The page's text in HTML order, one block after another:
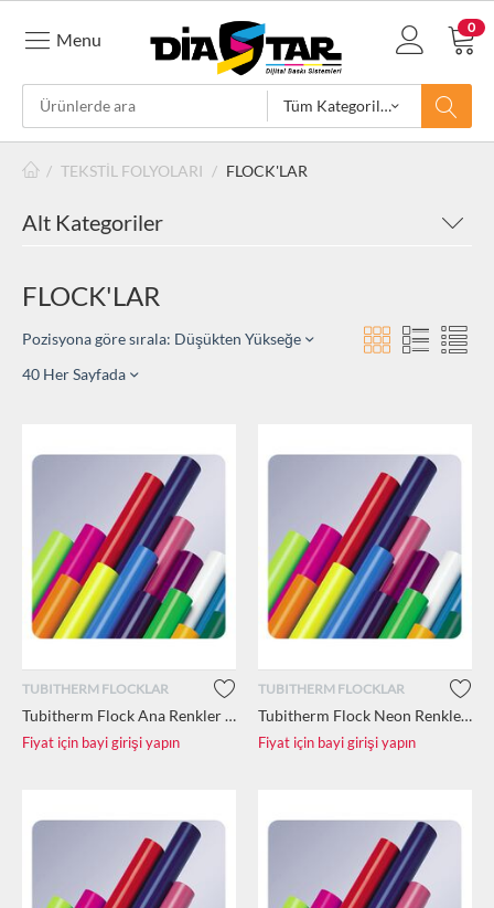
Tüm Kategoriler
0
Menu
/ TEKSTİL FOLYOLARI / FLOCK'LAR
Alt Kategoriler
FLOCK'LAR
Pozisyona göre sırala: Düşükten Yükseğe
40 Her Sayfada
TUBITHERM FLOCKLAR
Tubitherm Flock Ana Renkler 1 m2 (50cm x 2m)
Fiyat için bayi girişi yapın
TUBITHERM FLOCKLAR
Tubitherm Flock Neon Renkler 12.5 m2 (50cm x 25m)
Fiyat için bayi girişi yapın